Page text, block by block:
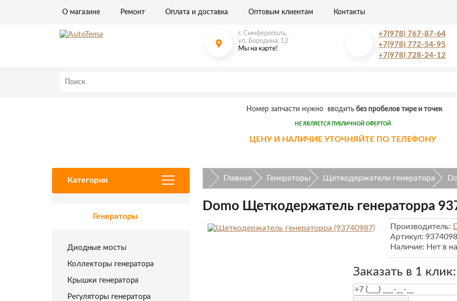
О магазине Ремонт Оплата и доставка Оптовым клиентам Контакты
г. Симферополь,
ул. Бородина, 12
Мы на карте!
+7(978) 767-87-64
+7(978) 772-54-95
+7(978) 728-24-12
Номер запчасти нужно вводитьбез пробелов тире и точек
НЕ ЯВЛЯЕТСЯ ПУБЛИЧНОЙ ОФЕРТОЙ
ЦЕНУ И НАЛИЧИЕ УТОЧНЯЙТЕ ПО ТЕЛЕФОНУ
Категории
Генераторы
Диодные мосты
Коллекторы генератора
Крышки генератора
Регуляторы генератора
Главная Генераторы Щеткодержатели генератора
Domo Щеткодержатель генераторра
Производитель:
Артикул:
Наличие: Нет в
Заказать в 1 клик: